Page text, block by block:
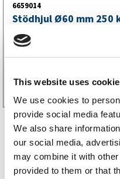
This website uses
We use cookies to
provide social media
We also share
our social media,
may combine it with
provided to them or that
6659014
Stödhjul Ø60 mm 250
1165